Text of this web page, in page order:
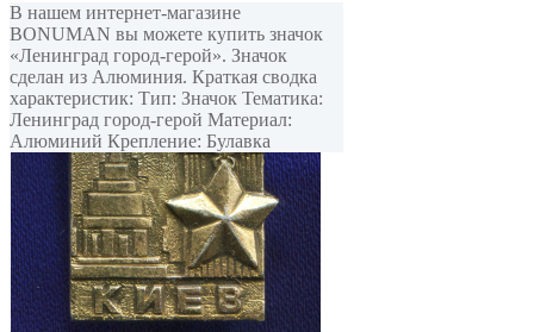
В нашем интернет-магазине
BONUMAN вы можете купить значок
«Ленинград город-герой». Значок
сделан из Алюминия. Краткая сводка
характеристик: Тип: Значок Тематика:
Ленинград город-герой Материал:
Алюминий Крепление: Булавка